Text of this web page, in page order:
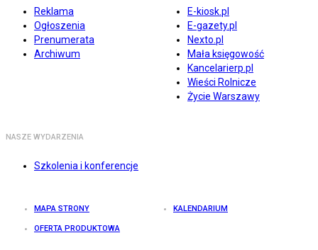
Reklama
Ogłoszenia
Prenumerata
Archiwum
E-kiosk.pl
E-gazety.pl
Nexto.pl
Mała księgowość
Kancelarierp.pl
Wieści Rolnicze
Życie Warszawy
NASZE WYDARZENIA
Szkolenia i konferencje
MAPA STRONY KALENDARIUM
OFERTA PRODUKTOWA